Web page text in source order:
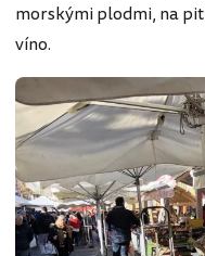
morskými plodmi, na
víno.